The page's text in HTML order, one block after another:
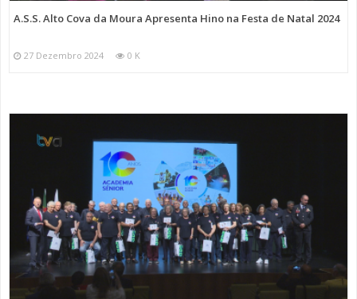
A.S.S. Alto Cova da Moura Apresenta Hino na Festa de Natal 2024
27 Dezembro 2024 0 K